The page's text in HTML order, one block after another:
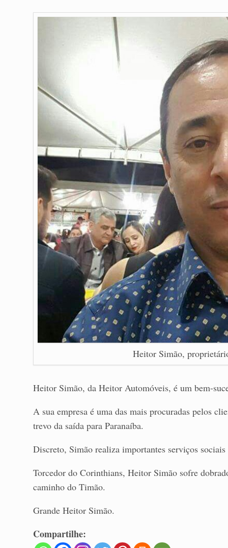
Heitor Simão,
Heitor Simão, da Heitor Automóveis, é um bem-
A sua empresa é uma das mais procuradas pelos
trevo da saída para Paranaíba.
Discreto, Simão realiza importantes serviços
Torcedor do Corinthians, Heitor Simão sofre
caminho do Timão.
Grande Heitor Simão.
Compartilhe: